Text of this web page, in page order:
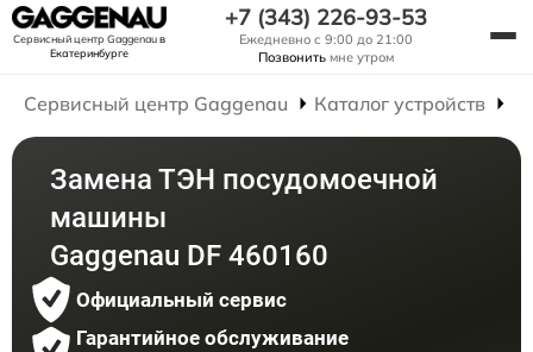
Сервисный центр Gaggenauв
Екатеринбурге
+7 (343) 226-93-53
Ежедневно с 9:00 до 21:00
Позвонить мне утром
Сервисный центр Gaggenau Каталог устройств
Замена ТЭН посудомоечной
машины
Gaggenau DF 460160
Официальный сервис
Гарантийное обслуживание